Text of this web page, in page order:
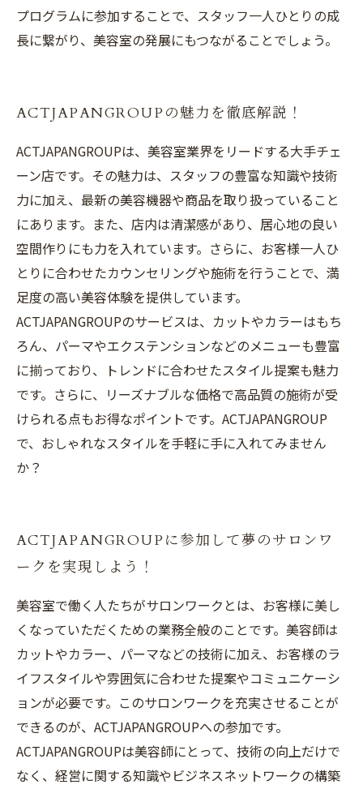
プログラムに参加することで、スタッフ一人ひとりの成
長に繋がり、美容室の発展にもつながることでしょう。
ACTJAPANGROUPの魅力を徹底解説！
ACTJAPANGROUPは、美容室業界をリードする大手チェ
ーン店です。その魅力は、スタッフの豊富な知識や技術
力に加え、最新の美容機器や商品を取り扱っていること
にあります。また、店内は清潔感があり、居心地の良い
空間作りにも力を入れています。さらに、お客様一人ひ
とりに合わせたカウンセリングや施術を行うことで、満
足度の高い美容体験を提供しています。
ACTJAPANGROUPのサービスは、カットやカラーはもち
ろん、パーマやエクステンションなどのメニューも豊富
に揃っており、トレンドに合わせたスタイル提案も魅力
です。さらに、リーズナブルな価格で高品質の施術が受
けられる点もお得なポイントです。ACTJAPANGROUP
で、おしゃれなスタイルを手軽に手に入れてみません
か？
ACTJAPANGROUPに参加して夢のサロンワ
ークを実現しよう！
美容室で働く人たちがサロンワークとは、お客様に美し
くなっていただくための業務全般のことです。美容師は
カットやカラー、パーマなどの技術に加え、お客様のラ
イフスタイルや雰囲気に合わせた提案やコミュニケーシ
ョンが必要です。このサロンワークを充実させることが
できるのが、ACTJAPANGROUPへの参加です。
ACTJAPANGROUPは美容師にとって、技術の向上だけで
なく、経営に関する知識やビジネスネットワークの構築